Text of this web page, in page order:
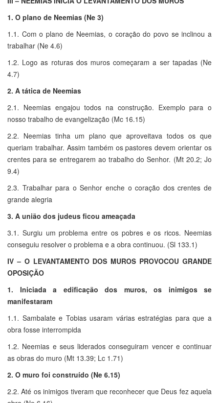
1. O plano de Neemias (Ne 3)
1.1. Com o plano de Neemias, o coração do povo se inclinou a
trabalhar (Ne 4.6)
1.2. Logo as roturas dos muros começaram a ser tapadas (Ne
4.7)
2. A tática de Neemias
2.1. Neemias engajou todos na construção. Exemplo para o
nosso trabalho de evangelização (Mc 16.15)
2.2. Neemias tinha um plano que aproveitava todos os que
queriam trabalhar. Assim também os pastores devem orientar os
crentes para se entregarem ao trabalho do Senhor. (Mt 20.2; Jo
9.4)
2.3. Trabalhar para o Senhor enche o coração dos crentes de
grande alegria
3. A união dos judeus ficou ameaçada
3.1. Surgiu um problema entre os pobres e os ricos. Neemias
conseguiu resolver o problema e a obra continuou. (Sl 133.1)
IV – O LEVANTAMENTO DOS MUROS PROVOCOU GRANDE
OPOSIÇÃO
1. Iniciada a edificação dos muros, os inimigos se
manifestaram
1.1. Sambalate e Tobias usaram várias estratégias para que a
obra fosse interrompida
1.2. Neemias e seus liderados conseguiram vencer e continuar
as obras do muro (Mt 13.39; Lc 1.71)
2. O muro foi construído (Ne 6.15)
2.2. Até os inimigos tiveram que reconhecer que Deus fez aquela